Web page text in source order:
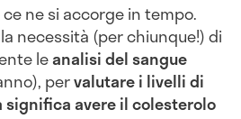
ne si accorge in tempo.
necessità (per chiunque!) di
leanalisi del sangue
pervalutare i livelli di
significa avere il colesterolo